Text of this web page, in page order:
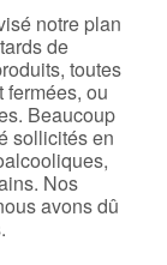
notre plan
de
toutes
ou
Beaucoup
sollicités en
Nos
avons dû